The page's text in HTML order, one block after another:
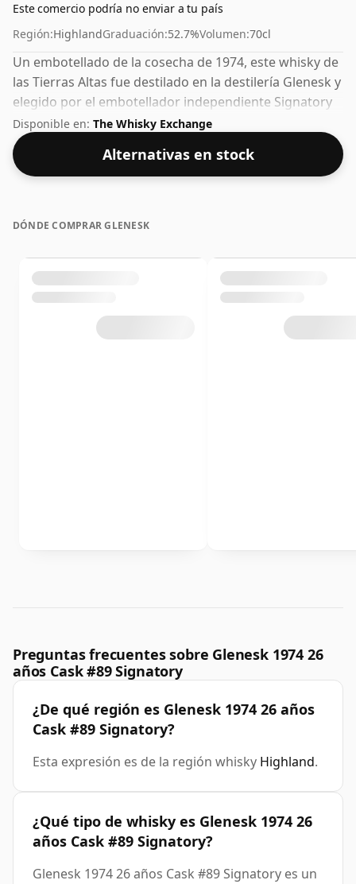
Este comercio podría no enviar a tu país
Región:HighlandGraduación:52.7%Volumen:70cl
Un embotellado de la cosecha de 1974, este whisky de
las Tierras Altas fue destilado en la destilería Glenesk y
elegido por el embotellador independiente Signatory
para ser lanzado bajo su propia etiqueta. Con 52,7%
ABV, este contenido de alcohol es más que aceptable.
Embotellado en el tamaño estándar de 70 cl.
Disponible en: The Whisky Exchange
Alternativas en stock
DÓNDE COMPRAR GLENESK
Preguntas frecuentes sobre Glenesk 1974 26
años Cask #89 Signatory
¿De qué región es Glenesk 1974 26 años
Cask #89 Signatory?
Esta expresión es de la región whisky Highland.
¿Qué tipo de whisky es Glenesk 1974 26
años Cask #89 Signatory?
Glenesk 1974 26 años Cask #89 Signatory es un